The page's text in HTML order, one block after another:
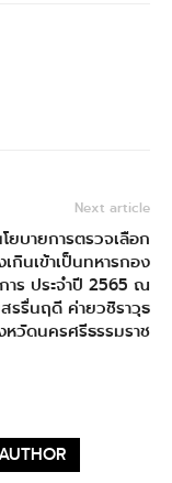
Next article
ยบายการตรวจเลือก
กินเข้าเป็นทหารกอง
าร ประจำปี 2565 ณ
รรื่นฤดี ค่ายวชิราวุธ
หวัดนครศรีธรรมราช